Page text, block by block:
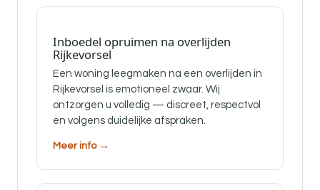
Inboedel opruimen na overlijden
Rijkevorsel
Een woning leegmaken na een overlijden in
Rijkevorsel is emotioneel zwaar. Wij
ontzorgen u volledig — discreet, respectvol
en volgens duidelijke afspraken.
Meer info →